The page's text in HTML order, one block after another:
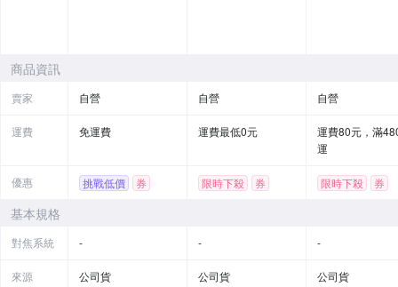
商品資訊
賣家 自營 自營 自營
運費 免運費 運費最低0元
運費80元，滿
運
優惠 挑戰低價 券 限時下殺 券 限時下殺 券
基本規格
對焦系統 - - -
來源 公司貨 公司貨 公司貨